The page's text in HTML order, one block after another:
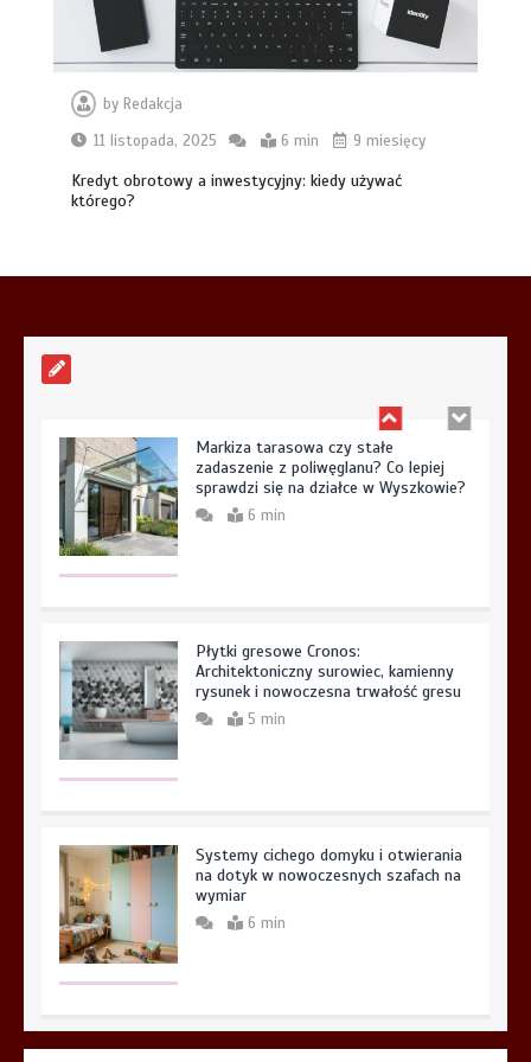
by Redakcja
11 listopada, 2025
6 min 9 miesięcy
Kredyt obrotowy a inwestycyjny: kiedy używać
którego?
Systemy cichego domyku i otwierania
na dotyk w nowoczesnych szafach na
Markiza tarasowa czy stałe
zadaszenie z poliwęglanu? Co lepiej
sprawdzi się na działce w Wyszkowie?
6 min
Płytki gresowe Cronos:
Architektoniczny surowiec, kamienny
rysunek i nowoczesna trwałość gresu
5 min
Systemy cichego domyku i otwierania
na dotyk w nowoczesnych szafach na
wymiar
6 min